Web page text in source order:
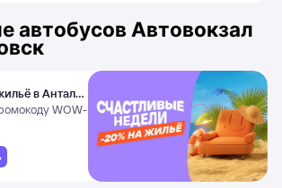
автобусов Автовокзал
в Анталье
WOW-